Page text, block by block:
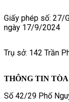
Giấy phép số: 27/
ngày 17/9/2024
Trụ sở: 142 Trần
THÔNG TIN TÒA
Số 42/29 Phố